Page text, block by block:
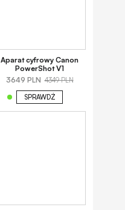
Aparat cyfrowy Canon
PowerShot V1
3649 PLN 4349 PLN
SPRAWDŹ